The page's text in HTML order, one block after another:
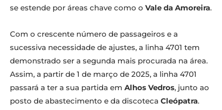
se estende por áreas chave como o Vale da Amoreira.
Com o crescente número de passageiros e a
sucessiva necessidade de ajustes, a linha 4701 tem
demonstrado ser a segunda mais procurada na área.
Assim, a partir de 1 de março de 2025, a linha 4701
passará a ter a sua partida em Alhos Vedros, junto ao
posto de abastecimento e da discoteca Cleópatra.